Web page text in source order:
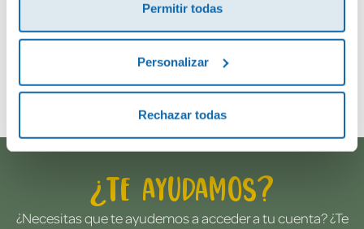
Permitir todas
Personalizar
Rechazar todas
¿Te ayudamos?
¿Necesitas que te ayudemos a acceder a tu cuenta? ¿Te